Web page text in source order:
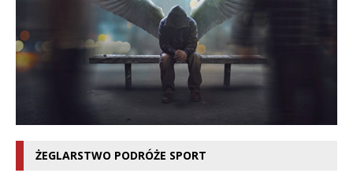
ŻEGLARSTWO PODRÓŻE SPORT